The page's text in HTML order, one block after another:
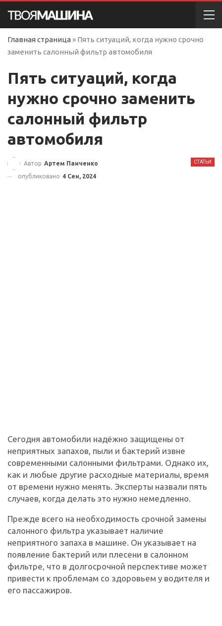
Главная страница » Пять ситуаций, когда нужно срочно
заменить салонный фильтр автомобиля
Пять ситуаций, когда
нужно срочно заменить
салонный фильтр
автомобиля
СТАТЬИ
Автор Артем Панченко
опубликовано 4 Сен, 2024
Сегодня автомобили надёжно защищены от
неприятных запахов, пыли и бактерий извне
современными салонными фильтрами. Однако их,
как и любые другие расходные материалы, время
от времени нужно менять. Эксперты назвали пять
случаев, когда делать это нужно немедленно.
Прежде всего на необходимость срочной замены
салонного фильтра указывает наличие
неприятного запаха в машине. Он указывает на
появление бактерий или плесени в салонном
фильтре, что в долгосрочной перспективе может
привести к проблемам со здоровьем у водителя и
его пассажиров.